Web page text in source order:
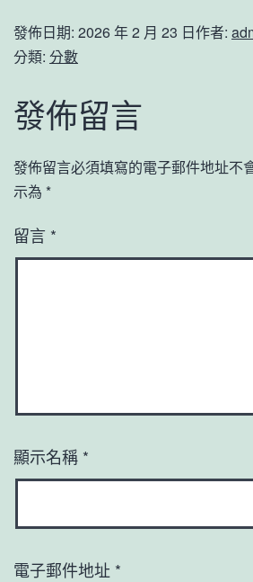
發佈日期: 2026 年 2 月 23 日作者:
分類: 分數
發佈留言
發佈留言必須填寫的電子郵件地址不
示為 *
留言 *
顯示名稱 *
電子郵件地址 *